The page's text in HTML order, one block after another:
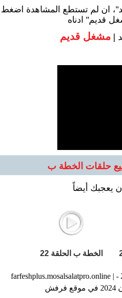
ان لم تستطع المشاهدة اضغط
قديم" ادناه
| مشغل قديم
حلقات الخطة ب
يعجبك أيضاً
الخطة ب الحلقة 22
farfeshplus.mosalsalatpro.online | مسلسل الخطة ب الحلقة 23 -